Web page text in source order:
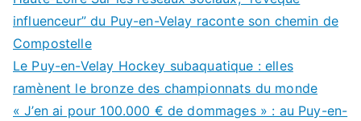
influenceur” du Puy-en-Velay raconte son chemin de
Compostelle
Le Puy-en-Velay Hockey subaquatique : elles
ramènent le bronze des championnats du monde
« J’en ai pour 100.000 € de dommages » : au Puy-en-